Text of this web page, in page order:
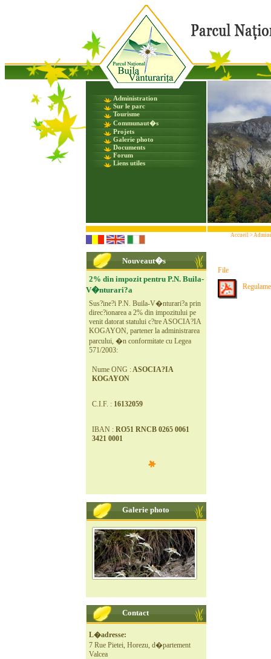
Administration
Sur le parc
Tourisme
Communaut�s
Projets
Galerie photo
Documents
Forum
Liens utiles
Nouveaut�s
2% din impozit pentru P.N. Buila-
V�nturari?a
Sus?ine?i P.N. Buila-V�nturari?a prin
direc?ionarea a 2% din impozitului pe
venit datorat statului c?tre ASOCIA?IA
KOGAYON, partener la administrarea
parcului, �n conformitate cu Legea
571/2003:
Nume ONG : ASOCIA?IA
KOGAYON
C.I.F. : 16132059
IBAN : RO51 RNCB 0265 0061
3421 0001
Galerie photo
Contact
L�adresse:
7 Rue Pietei, Horezu, d�partement
Valcea
Accueil >
File